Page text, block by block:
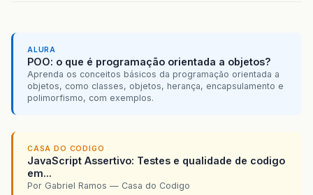
ALURA
POO: o que é programação orientada a objetos?
Aprenda os conceitos básicos da programação orientada a
objetos, como classes, objetos, herança, encapsulamento e
polimorfismo, com exemplos.
CASA DO CODIGO
JavaScript Assertivo: Testes e qualidade de codigo
em...
Por Gabriel Ramos — Casa do Codigo